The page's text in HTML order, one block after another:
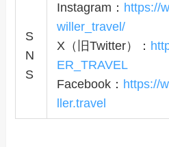
S
N
S
Instagram： https://
willer_travel/
X（旧Twitter）：
ER_TRAVEL
Facebook： https://
ller.travel